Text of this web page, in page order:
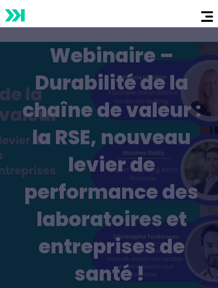
Webinaire –
Durabilité de la
chaîne de valeur :
la RSE, nouveau
levier de
performance des
laboratoires et
entreprises de
santé !